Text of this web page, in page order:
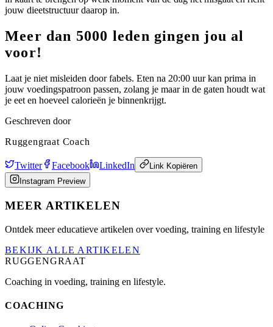
jouw dieetstructuur daarop in.
Meer dan 5000 leden gingen jou al
voor!
Laat je niet misleiden door fabels. Eten na 20:00 uur kan prima in
jouw voedingspatroon passen, zolang je maar in de gaten houdt wat
je eet en hoeveel calorieën je binnenkrijgt.
Geschreven door
Ruggengraat Coach
Twitter Facebook LinkedIn
Link Kopiëren
Instagram Preview
MEER ARTIKELEN
Ontdek meer educatieve artikelen over voeding, training en lifestyle
BEKIJK ALLE ARTIKELEN
RUGGENGRAAT
Coaching in voeding, training en lifestyle.
COACHING